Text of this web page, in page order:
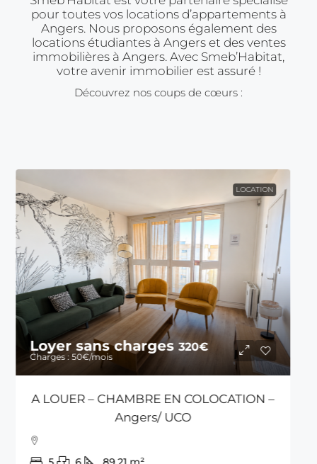
pour toutes vos locations d’appartements à
Angers. Nous proposons également des
locations étudiantes à Angers et des ventes
immobilières à Angers. Avec Smeb’Habitat,
votre avenir immobilier est assuré !
Découvrez nos coups de cœurs :
LOCATION
Loyer sans charges790€
60€/mois
A LOUER – Appartement T3 –
Angers/Belle Beille